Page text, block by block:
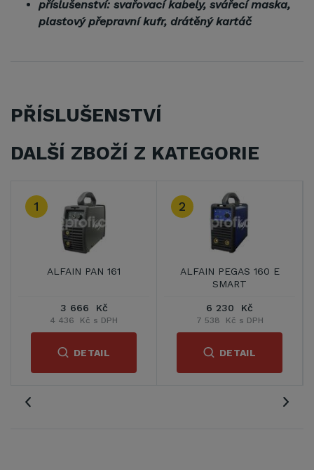
příslušenství: svařovací kabely, svářecí maska,
plastový přepravní kufr, drátěný kartáč
PŘÍSLUŠENSTVÍ
DALŠÍ ZBOŽÍ Z KATEGORIE
1
ALFAIN PAN 161
3 666 Kč
4 436 Kč s DPH
DETAIL
2
ALFAIN PEGAS 160 E
SMART
6 230 Kč
7 538 Kč s DPH
DETAIL